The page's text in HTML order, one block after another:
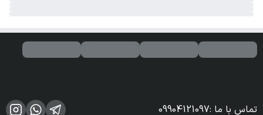
تماس با ما :
09904121097